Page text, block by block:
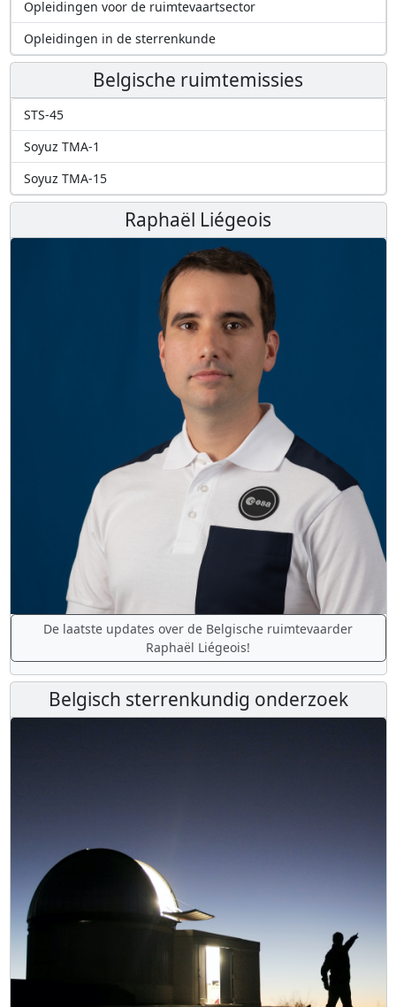
Opleidingen voor de ruimtevaartsector
Opleidingen in de sterrenkunde
Belgische ruimtemissies
STS-45
Soyuz TMA-1
Soyuz TMA-15
Raphaël Liégeois
De laatste updates over de Belgische ruimtevaarder
Raphaël Liégeois!
Belgisch sterrenkundig onderzoek